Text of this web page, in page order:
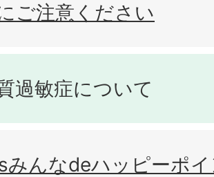
ご注意ください
過敏症について
みんなdeハッピーポ